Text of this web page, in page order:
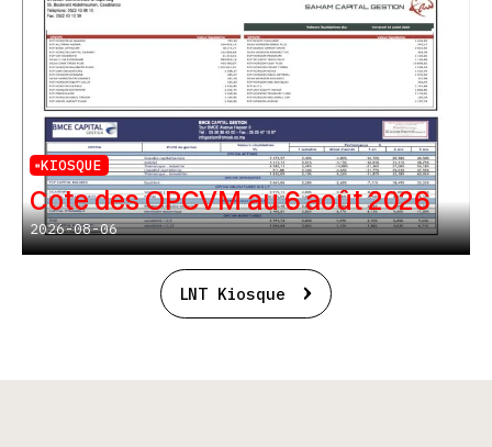
KIOSQUE
Cote des OPCVM au 6 août 2026
2026-08-06
LNT Kiosque